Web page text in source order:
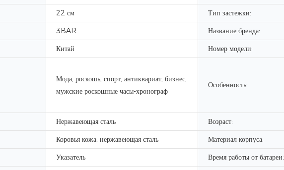
22 см Тип застежки:
3BAR Название бренда:
Китай Номер модели:
Мода, роскошь, спорт, антиквариат, бизнес,
мужские роскошные часы-хронограф
Особенность:
Нержавеющая сталь Возраст:
Коровья кожа, нержавеющая сталь Материал корпуса:
Указатель Время работы от батареи: